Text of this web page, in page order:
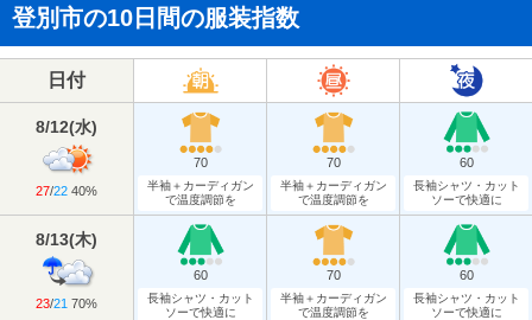
登別市の10日間の服装指数
日付
8/12(水)
27/22 40%
70
半袖＋カーディガン
で温度調節を
70
半袖＋カーディガン
で温度調節を
60
長袖シャツ・カット
ソーで快適に
8/13(木)
23/21 70%
60
長袖シャツ・カット
ソーで快適に
70
半袖＋カーディガン
で温度調節を
60
長袖シャツ・カット
ソーで快適に